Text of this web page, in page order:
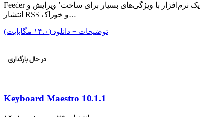
Feeder یک نرم‌افزار با ویژگی‌های بسیار برای ساخت٬ ویرایش و
انتشار RSS و خوراک…
توضیحات + دانلود (۱۴.۰ مگابایت)
Keyboard Maestro 10.1.1